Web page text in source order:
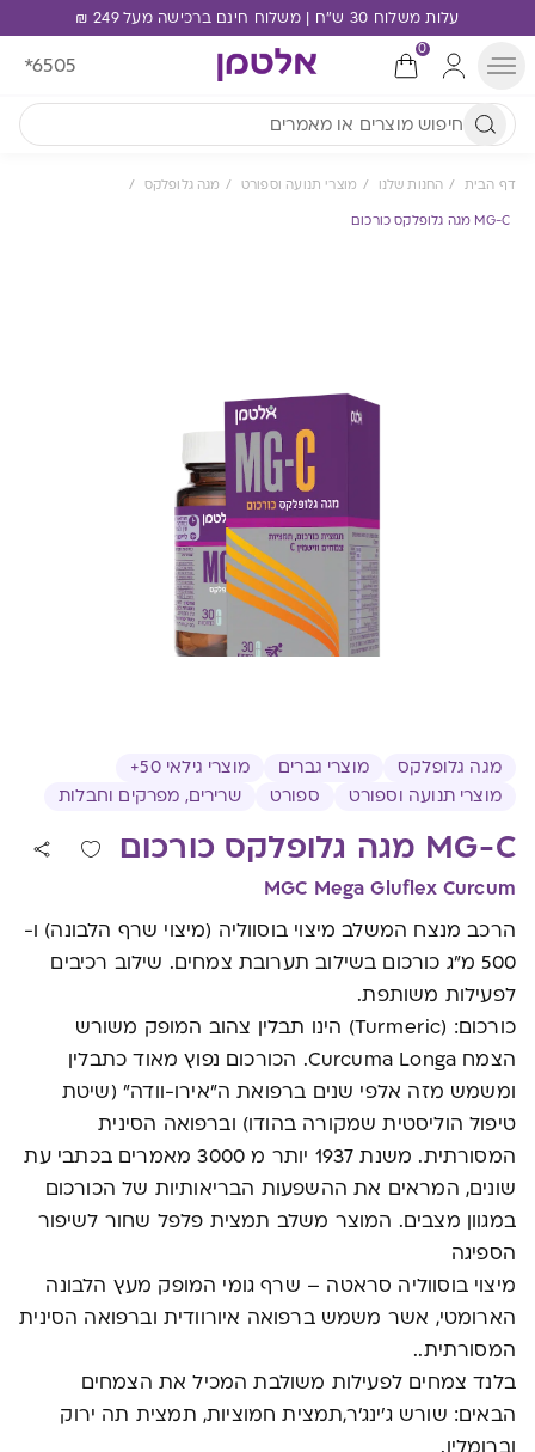
עלות משלוח 30 ש"ח | משלוח חינם ברכישה מעל 249 ₪
0
*6505
דף הבית החנות שלנו מוצרי תנועה וספורט מגה גלופלקס
MG-C מגה גלופלקס כורכום
מגה גלופלקס מוצרי גברים
מוצרי גילאי 50+
מוצרי תנועה וספורט
ספורט שרירים, מפרקים וחבלות
MG-C מגה גלופלקס כורכום
MGC Mega Gluflex Curcum
הרכב מנצח המשלב מיצוי בוסווליה (מיצוי שרף הלבונה) ו-
500 מ"ג כורכום בשילוב תערובת צמחים. שילוב רכיבים
לפעילות משותפת.
כורכום: (Turmeric) הינו תבלין צהוב המופק משורש
הצמח Curcuma Longa. הכורכום נפוץ מאוד כתבלין
ומשמש מזה אלפי שנים ברפואת ה"אירו-וודה" (שיטת
טיפול הוליסטית שמקורה בהודו) וברפואה הסינית
המסורתית. משנת 1937 יותר מ 3000 מאמרים בכתבי עת
שונים, המראים את ההשפעות הבריאותיות של הכורכום
במגוון מצבים. המוצר משלב תמצית פלפל שחור לשיפור
הספיגה
מיצוי בוסווליה סראטה – שרף גומי המופק מעץ הלבונה
הארומטי, אשר משמש ברפואה איורוודית וברפואה הסינית
המסורתית..
בלנד צמחים לפעילות משולבת המכיל את הצמחים
הבאים: שורש ג'ינג'ר,תמצית חמוציות, תמצית תה ירוק